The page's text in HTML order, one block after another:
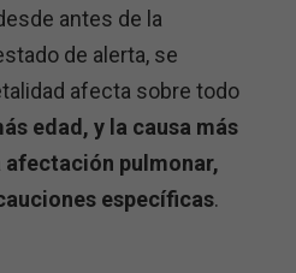
antes de la
de alerta, se
afecta sobre todo
edad, y la causa más
pulmonar,
específicas.